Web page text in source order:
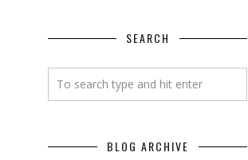
SEARCH
BLOG ARCHIVE